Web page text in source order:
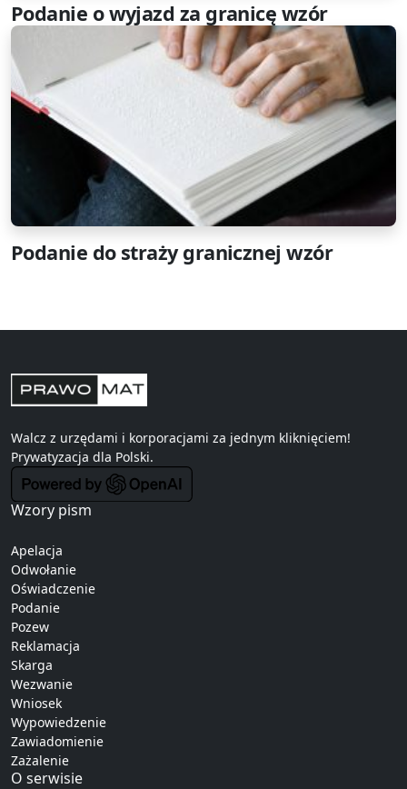
Podanie o wyjazd za granicę wzór
Podanie do straży granicznej wzór
Walcz z urzędami i korporacjami za jednym kliknięciem!
Prywatyzacja dla Polski.
Wzory pism
Apelacja
Odwołanie
Oświadczenie
Podanie
Pozew
Reklamacja
Skarga
Wezwanie
Wniosek
Wypowiedzenie
Zawiadomienie
Zażalenie
O serwisie